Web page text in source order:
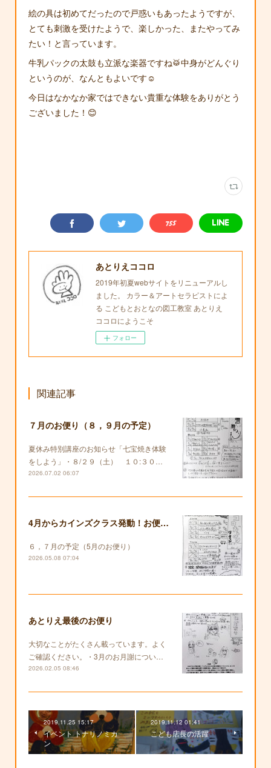
絵の具は初めてだったので戸惑いもあったようですが、
とても刺激を受けたようで、楽しかった、またやってみ
たい！と言っています。
牛乳パックの太鼓も立派な楽器ですね🥁中身がどんぐり
というのが、なんともよいです☺️
今日はなかなか家ではできない貴重な体験をありがとう
ございました！😊
あとりえココロ
2019年初夏webサイトをリニューアルし
ました。 カラー＆アートセラピストによ
る こどもとおとなの図工教室 あとりえ
ココロにようこそ
フォロー
関連記事
７月のお便り（８，９月の予定）
夏休み特別講座のお知らせ「七宝焼き体験
をしよう」・８/２９（土） １０:３０…
2026.07.02 06:07
4月からカインズクラス発動！お便りも復活します！
６，７月の予定（5月のお便り）
2026.05.08 07:04
あとりえ最後のお便り
大切なことがたくさん載っています。よく
ご確認ください。・3月のお月謝につい…
2026.02.05 08:46
2019.11.25 15:17
イベント トナリノミカ
ン
2019.11.12 01:41
こども店長の活躍